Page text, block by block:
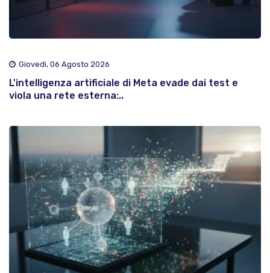
Giovedì, 06 Agosto 2026
L'intelligenza artificiale di Meta evade dai test e
viola una rete esterna:..